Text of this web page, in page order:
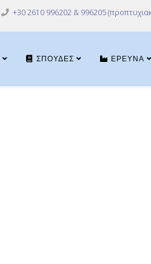
+30 2610 996202 & 996205
ΣΠΟΥΔΈΣ ΈΡΕΥΝΑ